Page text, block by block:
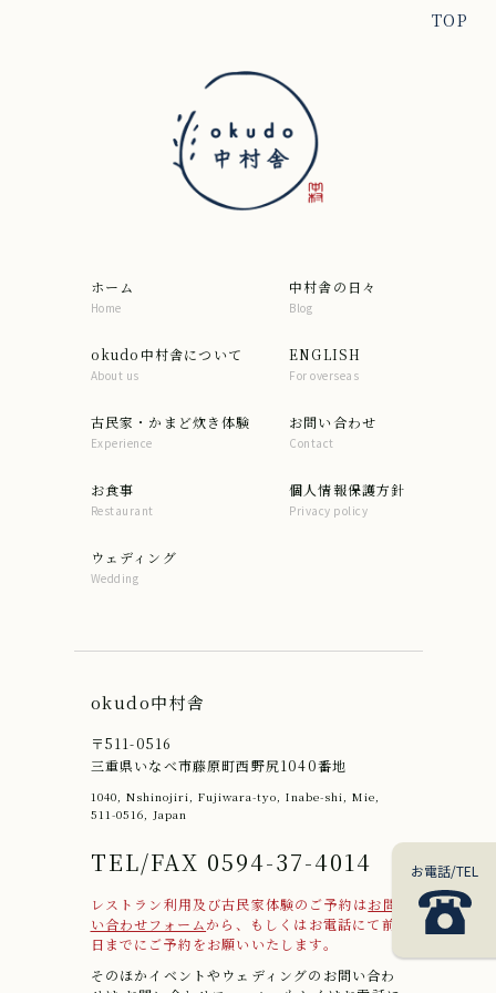
お電話/TEL
TOP
ホーム
Home
中村舎の日々
Blog
okudo中村舎について
About us
ENGLISH
For overseas
古民家・かまど炊き体験
Experience
お問い合わせ
Contact
お食事
Restaurant
個人情報保護方針
Privacy policy
ウェディング
Wedding
okudo中村舎
〒511-0516
三重県いなべ市藤原町西野尻1040番地
1040, Nshinojiri, Fujiwara-tyo, Inabe-shi, Mie,
511-0516, Japan
TEL/FAX 0594-37-4014
レストラン利用及び古民家体験のご予約はお問
い合わせフォームから、もしくはお電話にて前
日までにご予約をお願いいたします。
そのほかイベントやウェディングのお問い合わ